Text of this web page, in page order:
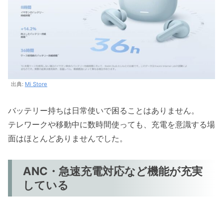
出典: Mi Store
バッテリー持ちは日常使いで困ることはありません。
テレワークや移動中に数時間使っても、充電を意識する場
面はほとんどありませんでした。
ANC・急速充電対応など機能が充実
している